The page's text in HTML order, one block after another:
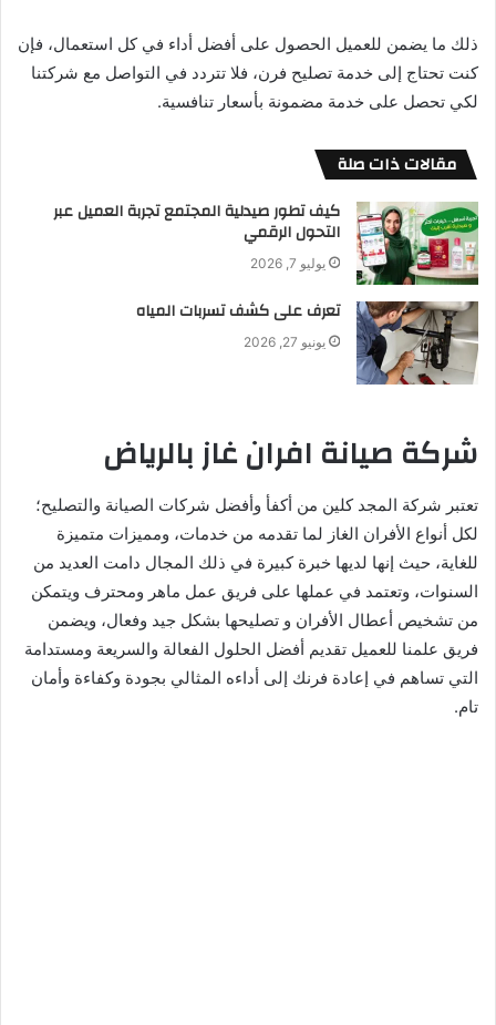
ذلك ما يضمن للعميل الحصول على أفضل أداء في كل استعمال، فإن
كنت تحتاج إلى خدمة تصليح فرن، فلا تتردد في التواصل مع شركتنا
لكي تحصل على خدمة مضمونة بأسعار تنافسية.
مقالات ذات صلة
كيف تطور صيدلية المجتمع تجربة العميل عبر
التحول الرقمي
يوليو 7, 2026
تعرف على كشف تسربات المياه
يونيو 27, 2026
شركة صيانة افران غاز بالرياض
تعتبر شركة المجد كلين من أكفأ وأفضل شركات الصيانة والتصليح؛
لكل أنواع الأفران الغاز لما تقدمه من خدمات، ومميزات متميزة
للغاية، حيث إنها لديها خبرة كبيرة في ذلك المجال دامت العديد من
السنوات، وتعتمد في عملها على فريق عمل ماهر ومحترف ويتمكن
من تشخيص أعطال الأفران و تصليحها بشكل جيد وفعال، ويضمن
فريق علمنا للعميل تقديم أفضل الحلول الفعالة والسريعة ومستدامة
التي تساهم في إعادة فرنك إلى أداءه المثالي بجودة وكفاءة وأمان
تام.